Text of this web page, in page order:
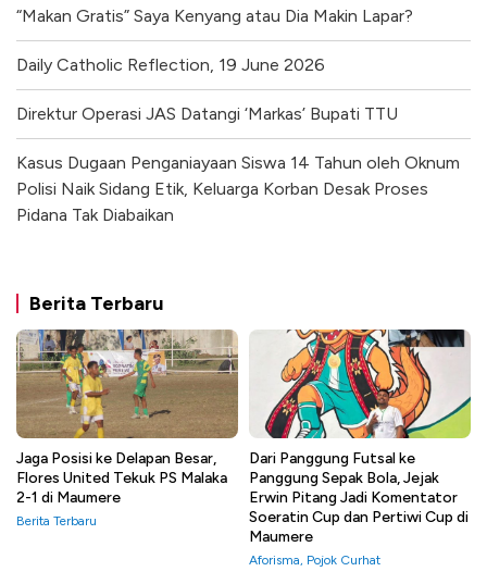
“Makan Gratis” Saya Kenyang atau Dia Makin Lapar?
Daily Catholic Reflection, 19 June 2026
Direktur Operasi JAS Datangi ‘Markas’ Bupati TTU
Kasus Dugaan Penganiayaan Siswa 14 Tahun oleh Oknum
Polisi Naik Sidang Etik, Keluarga Korban Desak Proses
Pidana Tak Diabaikan
Berita Terbaru
Jaga Posisi ke Delapan Besar,
Flores United Tekuk PS Malaka
2-1 di Maumere
Berita Terbaru
Dari Panggung Futsal ke
Panggung Sepak Bola, Jejak
Erwin Pitang Jadi Komentator
Soeratin Cup dan Pertiwi Cup di
Maumere
Aforisma, Pojok Curhat